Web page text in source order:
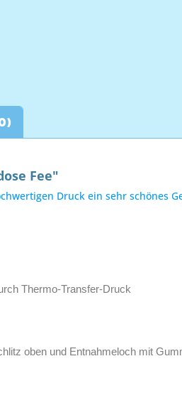
Fee"
Druck ein sehr schönes
Thermo-Transfer-Druck
oben und Entnahmeloch mit